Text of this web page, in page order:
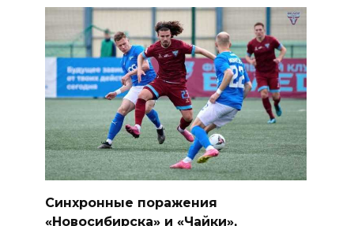
Синхронные поражения
«Новосибирска» и «Чайки»,